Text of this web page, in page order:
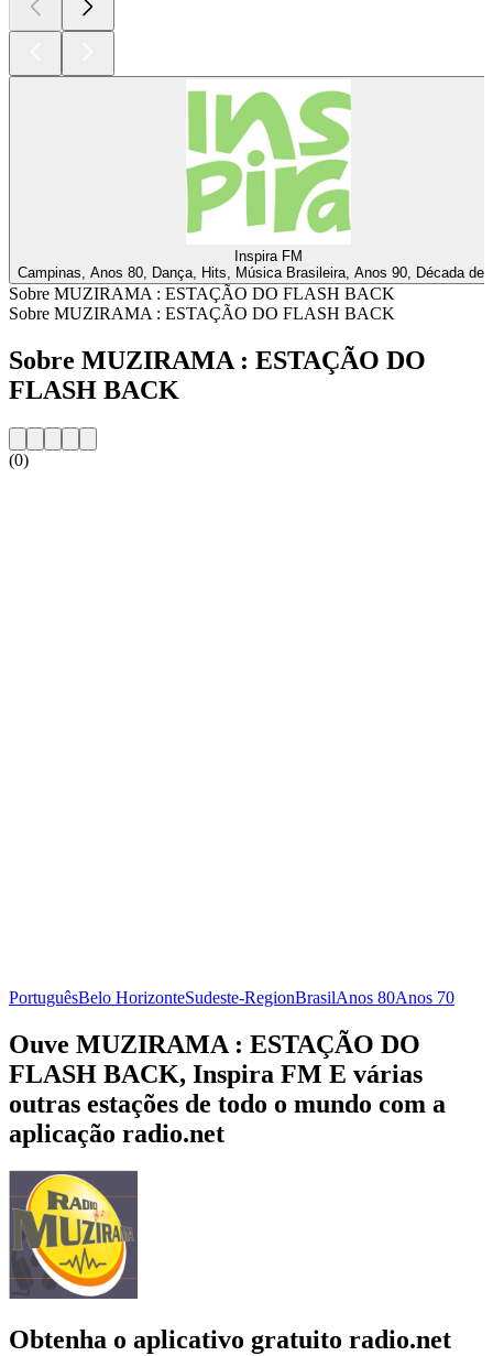
Inspira FM
Campinas, Anos 80, Dança, Hits, Música Brasileira, Anos 90, Década de
Sobre MUZIRAMA : ESTAÇÃO DO FLASH BACK
Sobre MUZIRAMA : ESTAÇÃO DO FLASH BACK
Sobre MUZIRAMA : ESTAÇÃO DO
FLASH BACK
(0)
PortuguêsBelo HorizonteSudeste-RegionBrasilAnos 80Anos 70
Ouve MUZIRAMA : ESTAÇÃO DO
FLASH BACK, Inspira FM E várias
outras estações de todo o mundo com a
aplicação radio.net
Obtenha o aplicativo gratuito radio.net